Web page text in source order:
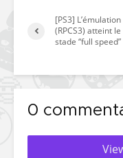
[PS3] L’émulation
(RPCS3) atteint le
stade “full speed”
0